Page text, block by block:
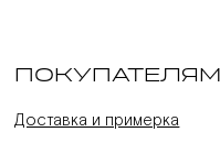
ПОКУПАТЕЛЯМ
Доставка и примерка